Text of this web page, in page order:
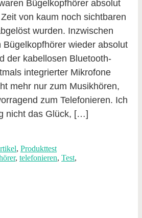
Bügelkopfhörer absolut
von kaum noch sichtbaren
wurden. Inzwischen
Bügelkopfhörer wieder absolut
der kabellosen Bluetooth-
integrierter Mikrofone
mehr nur zum Musikhören,
zum Telefonieren. Ich
nicht das Glück, […]
, Produkttest
, telefonieren, Test,